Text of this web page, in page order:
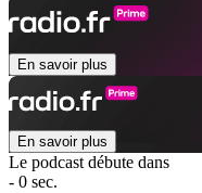
En savoir plus
En savoir plus
Le podcast débute dans
- 0 sec.